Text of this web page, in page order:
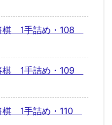
棋 1手詰め・108
棋 1手詰め・109
棋 1手詰め・110